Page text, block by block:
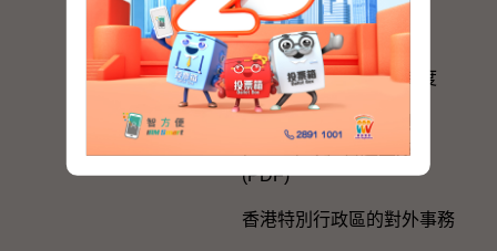
個人權利
進一步發展政治委任制度
政治委任制度官員守則
(2022年7月1日起生效)
(PDF)
香港特別行政區的對外事務